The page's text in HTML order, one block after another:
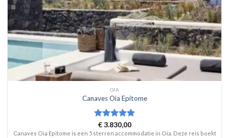
OIA
Canaves Oia Epitome
Waardering
5uit 5
€3.830,00
Canaves Oia Epitome is een 5 sterren accommodatie in Oia. Deze reis boekt